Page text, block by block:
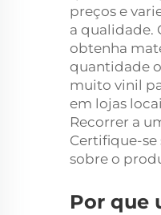
preços e
a qualidade.
obtenha
quantidade
muito vinil
em lojas
Recorrer a
Certifique-se
sobre o
Por que